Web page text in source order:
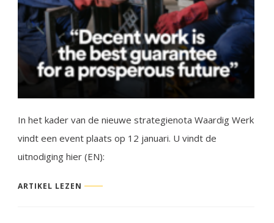
In het kader van de nieuwe strategienota Waardig Werk
vindt een event plaats op 12 januari. U vindt de
uitnodiging hier (EN):
ARTIKEL LEZEN